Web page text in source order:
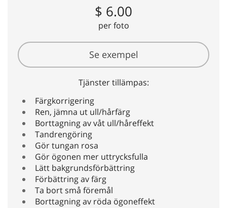
$ 6.00
per foto
Se exempel
Tjänster tillämpas:
Färgkorrigering
Ren, jämna ut ull/hårfärg
Borttagning av våt ull/håreffekt
Tandrengöring
Gör tungan rosa
Gör ögonen mer uttrycksfulla
Lätt bakgrundsförbättring
Förbättring av färg
Ta bort små föremål
Borttagning av röda ögoneffekt